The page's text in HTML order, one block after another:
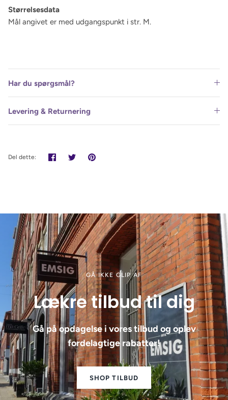
Størrelsesdata
Mål angivet er med udgangspunkt i str. M.
Har du spørgsmål?
Levering & Returnering
Del dette: Del TweetPin
GÅ IKKE GLIP AF
Lækre tilbud til dig
Gå på opdagelse i vores tilbud og oplev
fordelagtige rabatter!
SHOP TILBUD